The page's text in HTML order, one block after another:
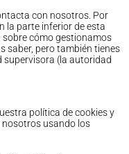
con nosotros. Por
la parte inferior de esta
sobre cómo gestionamos
saber, pero también tienes
supervisora (la autoridad
política de cookies y
usando los